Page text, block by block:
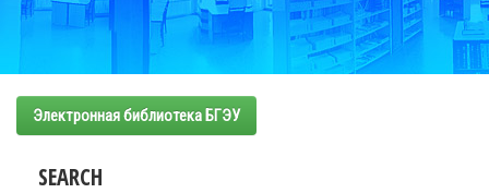
Электронная библиотека БГЭУ
SEARCH